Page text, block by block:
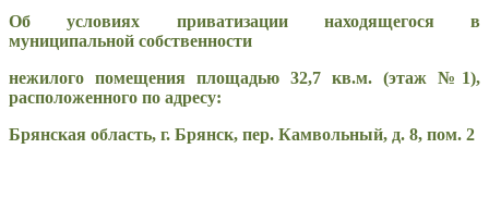
Об условиях приватизации находящегося в
муниципальной собственности
нежилого помещения площадью 32,7 кв.м. (этаж №1),
расположенного по адресу:
Брянская область, г. Брянск, пер. Камвольный, д. 8, пом. 2